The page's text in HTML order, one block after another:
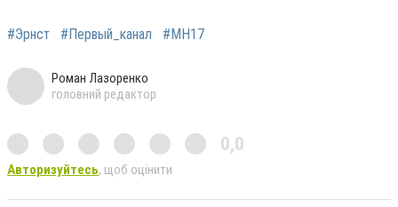
#Эрнст #Первый_канал #MH17
Роман Лазоренко
головний редактор
0,0
Авторизуйтесь, щоб оцінити